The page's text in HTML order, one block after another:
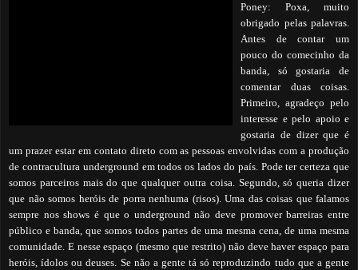
Poney: Poxa, muito
obrigado pelas palavras.
Antes de contar um
pouco do comecinho da
banda, só gostaria de
comentar duas coisas.
Primeiro, agradeço pelo
interesse e pelo apoio e
gostaria de dizer que é
um prazer estar em contato direto com as pessoas envolvidas com a produção
de contracultura underground em todos os lados do país. Pode ter certeza que
somos parceiros mais do que qualquer outra coisa. Segundo, só queria dizer
que não somos heróis de porra nenhuma (risos). Uma das coisas que falamos
sempre nos shows é que o underground não deve promover barreiras entre
público e banda, que somos todos partes de uma mesma cena, de uma mesma
comunidade. E nesse espaço (mesmo que restrito) não deve haver espaço para
heróis, ídolos ou deuses. Se não a gente tá só reproduzindo tudo que a gente